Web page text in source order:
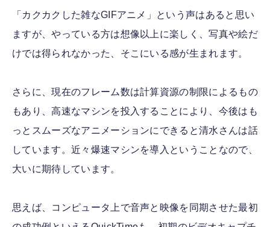
「カクカクした雑なGIFアニメ」という声はあると思い
ますが、やっている方は想像以上に楽しく、写真や絵だ
けでは得られなかった、そこにいる感が生まれます。
さらに、現在のフレーム数は計算資源の制限によるもの
もあり、高速なマシンを投入することにより、今後はも
っとスムーズなアニメーションにできると清水さんは話
しています。近々爆速マシンを導入ということなので、
大いに期待しています。
思えば、コンピュータ上で音声と映像を同期させた最初